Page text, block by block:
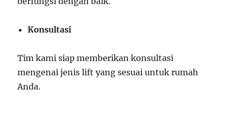
Konsultasi
Tim kami siap memberikan konsultasi
mengenai jenis lift yang sesuai untuk rumah
Anda.